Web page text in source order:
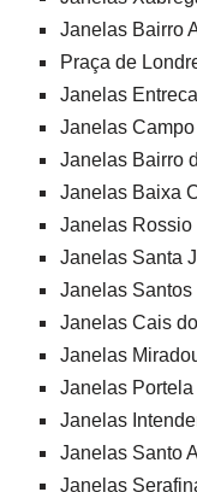
Janelas Bairro
Praça de
Janelas
Janelas
Janelas Bairro
Janelas Baixa
Janelas Rossio
Janelas Santa
Janelas Santos
Janelas Cais
Janelas
Janelas Portela
Janelas
Janelas Santo
Janelas